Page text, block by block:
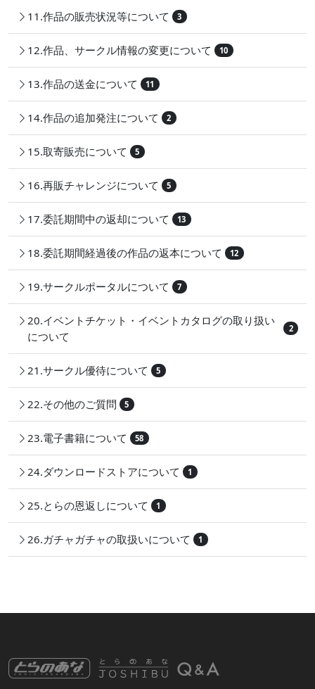
11.作品の販売状況等について 3
12.作品、サークル情報の変更について 10
13.作品の送金について 11
14.作品の追加発注について 2
15.取寄販売について 5
16.再販チャレンジについて 5
17.委託期間中の返却について 13
18.委託期間経過後の作品の返本について 12
19.サークルポータルについて 7
20.イベントチケット・イベントカタログの取り扱い
について
2
21.サークル優待について 5
22.その他のご質問 5
23.電子書籍について 58
24.ダウンロードストアについて 1
25.とらの恩返しについて 1
26.ガチャガチャの取扱いについて 1